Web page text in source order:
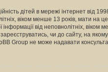
дітей в мережі інтернет від
віком менше 13 років, мати на це
інформації від неповнолітніх,
чи до сайту, на
Group не може надавати